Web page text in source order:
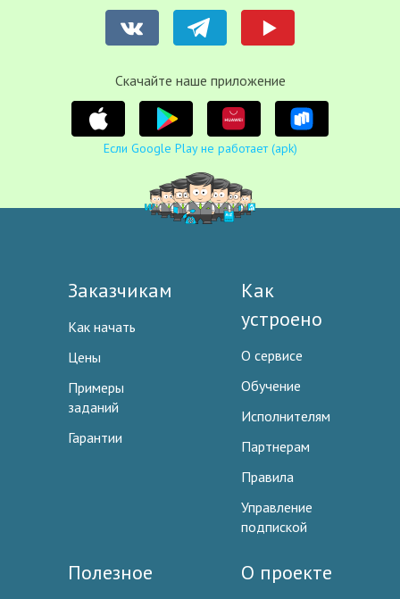
Cкачайте наше приложение
Если Google Play не работает (apk)
Заказчикам
Как начать
Цены
Примеры
заданий
Гарантии
Как
устроено
О сервисе
Обучение
Исполнителям
Партнерам
Правила
Управление
подпиской
Полезное О проекте